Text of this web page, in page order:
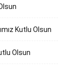
Kutlu Olsun
Olsun